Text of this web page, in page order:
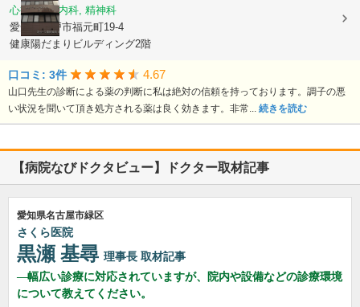
心療内科, 内科, 精神科
愛知県瀬戸市福元町19-4
健康陽だまりビルディング2階
口コミ: 3件 4.67
山口先生の診断による薬の判断に私は絶対の信頼を持っております。調子の悪
い状況を聞いて頂き処方される薬は良く効きます。非常... 続きを読む
【病院なびドクタビュー】ドクター取材記事
愛知県名古屋市緑区
さくら医院
黒瀬 基尋 理事長 取材記事
幅広い診療に対応されていますが、院内や設備などの診療環境
について教えてください。